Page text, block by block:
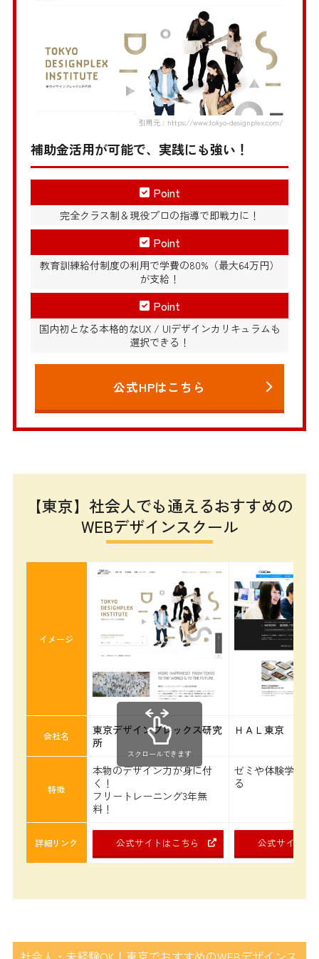
引用元：https://www.tokyo-designplex.com/
補助金活用が可能で、実践にも強い！
Point
完全クラス制＆現役プロの指導で即戦力に！
Point
教育訓練給付制度の利用で学費の80%（最大64万円）
が支給！
Point
国内初となる本格的なUX / UIデザインカリキュラムも
選択できる！
公式HPはこちら
【東京】社会人でも通えるおすすめの
WEBデザインスクール
イメージ
会社名
東京デザインプレックス研究
所
ＨＡＬ東京
特徴
本物のデザイン力が身に付
く！
フリートレーニング3年無
料！
ゼミや体験学習が
る
詳細リンク 公式サイトはこちら 公式サイトは
スクロールできます